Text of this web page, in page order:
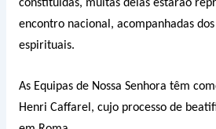
constituídas, muitas delas estarão
encontro nacional, acompanhadas
espirituais.
As Equipas de Nossa Senhora têm
Henri Caffarel, cujo processo de